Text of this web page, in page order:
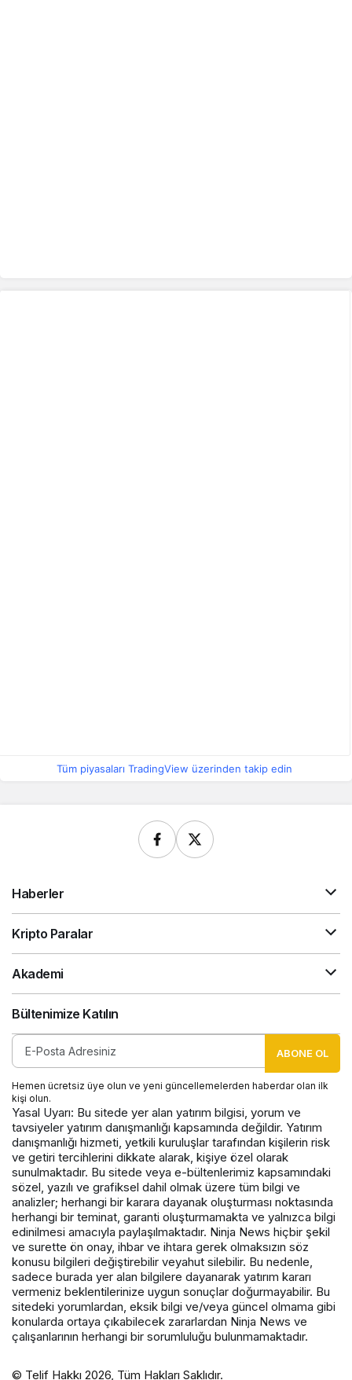
Tüm piyasaları TradingView üzerinden takip edin
Haberler
Kripto Paralar
Akademi
Bültenimize Katılın
ABONE OL
Hemen ücretsiz üye olun ve yeni güncellemelerden haberdar olan ilk
kişi olun.
Yasal Uyarı: Bu sitede yer alan yatırım bilgisi, yorum ve
tavsiyeler yatırım danışmanlığı kapsamında değildir. Yatırım
danışmanlığı hizmeti, yetkili kuruluşlar tarafından kişilerin risk
ve getiri tercihlerini dikkate alarak, kişiye özel olarak
sunulmaktadır. Bu sitede veya e-bültenlerimiz kapsamındaki
sözel, yazılı ve grafiksel dahil olmak üzere tüm bilgi ve
analizler; herhangi bir karara dayanak oluşturması noktasında
herhangi bir teminat, garanti oluşturmamakta ve yalnızca bilgi
edinilmesi amacıyla paylaşılmaktadır. Ninja News hiçbir şekil
ve surette ön onay, ihbar ve ihtara gerek olmaksızın söz
konusu bilgileri değiştirebilir veyahut silebilir. Bu nedenle,
sadece burada yer alan bilgilere dayanarak yatırım kararı
vermeniz beklentilerinize uygun sonuçlar doğurmayabilir. Bu
sitedeki yorumlardan, eksik bilgi ve/veya güncel olmama gibi
konularda ortaya çıkabilecek zararlardan Ninja News ve
çalışanlarının herhangi bir sorumluluğu bulunmamaktadır.
© Telif Hakkı 2026, Tüm Hakları Saklıdır.